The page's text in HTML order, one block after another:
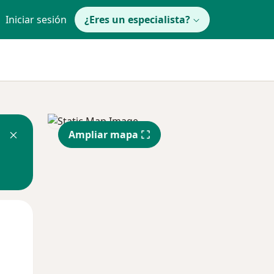
Iniciar sesión ¿Eres un especialista?
Ampliar mapa